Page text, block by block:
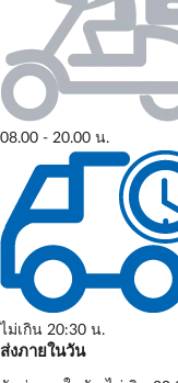
08.00 - 20.00 น.
ไม่เกิน 20:30 น.
ส่งภายในวัน